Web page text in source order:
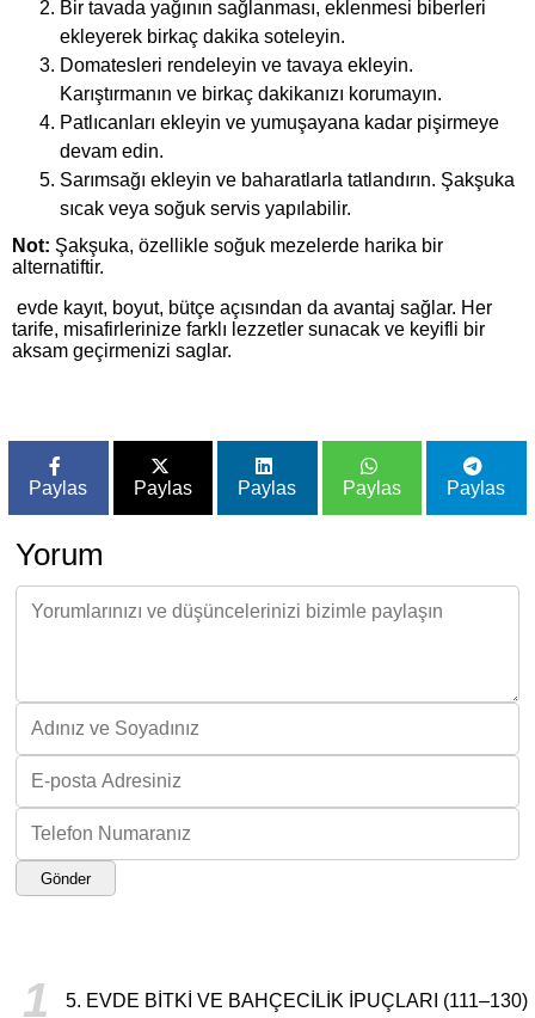
Bir tavada yağının sağlanması, eklenmesi biberleri
ekleyerek birkaç dakika soteleyin.
Domatesleri rendeleyin ve tavaya ekleyin.
Karıştırmanın ve birkaç dakikanızı korumayın.
Patlıcanları ekleyin ve yumuşayana kadar pişirmeye
devam edin.
Sarımsağı ekleyin ve baharatlarla tatlandırın. Şakşuka
sıcak veya soğuk servis yapılabilir.
Not: Şakşuka, özellikle soğuk mezelerde harika bir
alternatiftir.
evde kayıt, boyut, bütçe açısından da avantaj sağlar. Her
tarife, misafirlerinize farklı lezzetler sunacak ve keyifli bir
aksam geçirmenizi saglar.
Paylas Paylas Paylas Paylas Paylas
Yorum
Gönder
1 5. EVDE BITKI VE BAHÇECILIK İPUÇLARI (111–130)